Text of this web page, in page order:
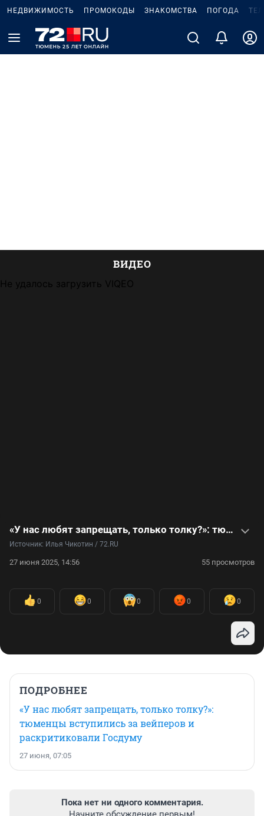
НЕДВИЖИМОСТЬ ПРОМОКОДЫ ЗНАКОМСТВА ПОГОДА
ВИДЕО
Не удалось загрузить VIQEO
«У нас любят запрещать, только толку?»: тюменцы вступились за вейперов и раскритиковали Госдуму
Источник: Илья Чикотин / 72.RU
27 июня 2025, 14:56 55 просмотров
0 0 0 0 0
ПОДРОБНЕЕ
«У нас любят запрещать, только толку?»:
тюменцы вступились за вейперов и
раскритиковали Госдуму
27 июня, 07:05
Пока нет ни одного комментария.